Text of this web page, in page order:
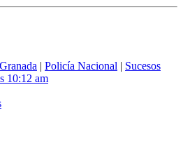
Granada | Policía Nacional | Sucesos
10:12 am